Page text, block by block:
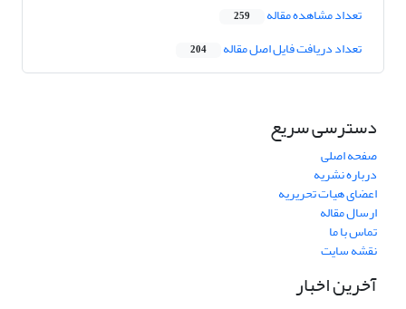
تعداد مشاهده مقاله 259
تعداد دریافت فایل اصل مقاله 204
دسترسی سریع
صفحه اصلی
درباره نشریه
اعضای هیات تحریریه
ارسال مقاله
تماس با ما
نقشه سایت
آخرین اخبار